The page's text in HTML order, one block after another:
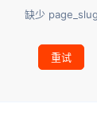
缺少 page_slug
重试